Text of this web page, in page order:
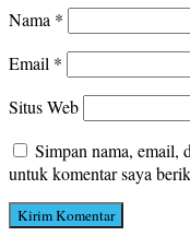
Nama *
Email *
Situs Web
Simpan nama, email,
untuk komentar saya